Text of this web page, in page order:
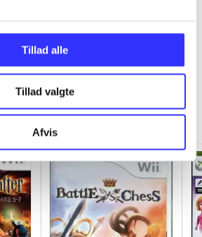
Tillad alle
Tillad valgte
Afvis